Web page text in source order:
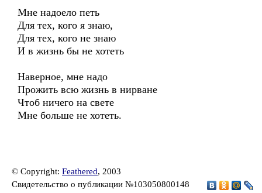
Мне надоело петь
Для тех, кого я знаю,
Для тех, кого не знаю
И в жизнь бы не хотеть
Наверное, мне надо
Прожить всю жизнь в нирване
Чтоб ничего на свете
Мне больше не хотеть.
© Copyright: Feathered, 2003
Свидетельство о публикации №103050800148